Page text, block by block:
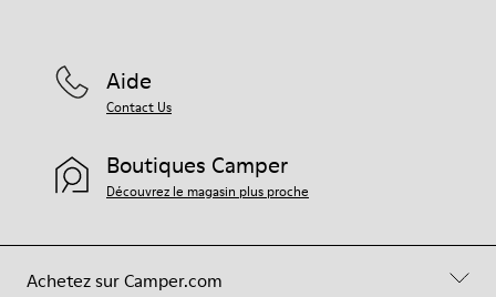
Achetez sur Camper.com
Aide
Contact Us
Boutiques Camper
Découvrez le magasin plus proche